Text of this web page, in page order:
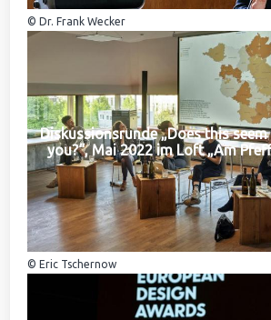
© Dr. Frank Wecker
Diskussionsrunde „Does this
you?“, Mai 2022 im Loft „Am
© Eric Tschernow